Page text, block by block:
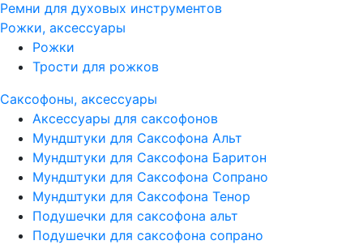
Ремни для духовых инструментов
Рожки, аксессуары
Рожки
Трости для рожков
Саксофоны, аксессуары
Аксессуары для саксофонов
Мундштуки для Саксофона Альт
Мундштуки для Саксофона Баритон
Мундштуки для Саксофона Сопрано
Мундштуки для Саксофона Тенор
Подушечки для саксофона альт
Подушечки для саксофона сопрано